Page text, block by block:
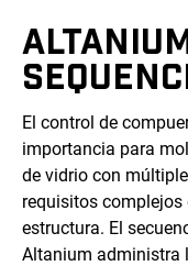
El control de
importancia para
de vidrio con
requisitos complejos
estructura. El
Altanium administra